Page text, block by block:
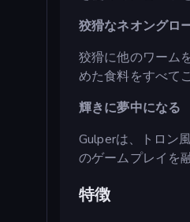
狡猾なネオングロ
狡猾に他のワーム
めた食料をすべて
輝きに夢中になる
Gulperは、トロン
のゲームプレイを
特徴